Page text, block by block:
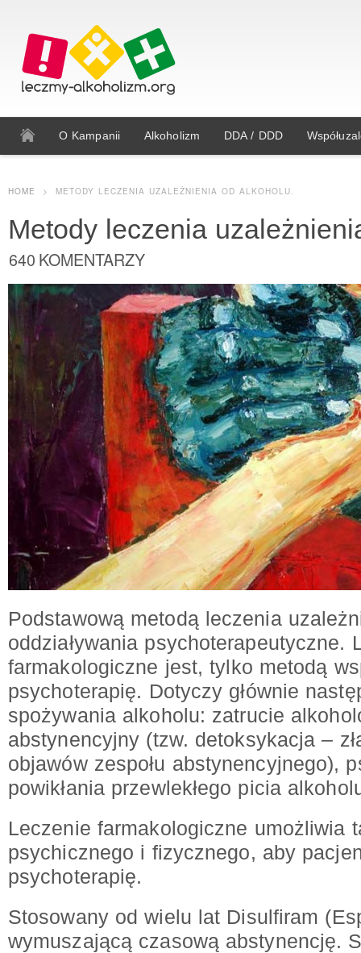
O Kampanii Alkoholizm DDA / DDD
HOME > METODY LECZENIA UZALEŻNIENIA OD ALKOHOLU.
Metody leczenia
640 KOMENTARZY
Podstawową metodą leczenia
oddziaływania psychoterapeutyczne.
farmakologiczne jest, tylko metodą
psychoterapię. Dotyczy głównie
spożywania alkoholu: zatrucie
abstynencyjny (tzw. detoksykacja –
objawów zespołu abstynencyjnego),
powikłania przewlekłego picia
Leczenie farmakologiczne umożliwia
psychicznego i fizycznego, aby
psychoterapię.
Stosowany od wielu lat Disulfiram
wymuszającą czasową abstynencję.